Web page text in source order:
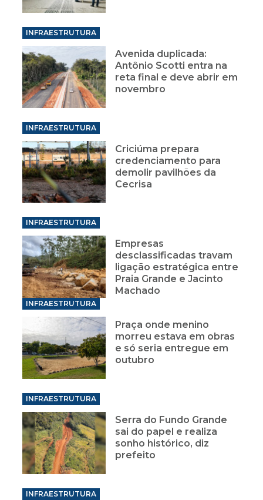
INFRAESTRUTURA
Avenida duplicada:
Antônio Scotti entra na
reta final e deve abrir em
novembro
INFRAESTRUTURA
Criciúma prepara
credenciamento para
demolir pavilhões da
Cecrisa
INFRAESTRUTURA
Empresas
desclassificadas travam
ligação estratégica entre
Praia Grande e Jacinto
Machado
INFRAESTRUTURA
Praça onde menino
morreu estava em obras
e só seria entregue em
outubro
INFRAESTRUTURA
Serra do Fundo Grande
sai do papel e realiza
sonho histórico, diz
prefeito
INFRAESTRUTURA